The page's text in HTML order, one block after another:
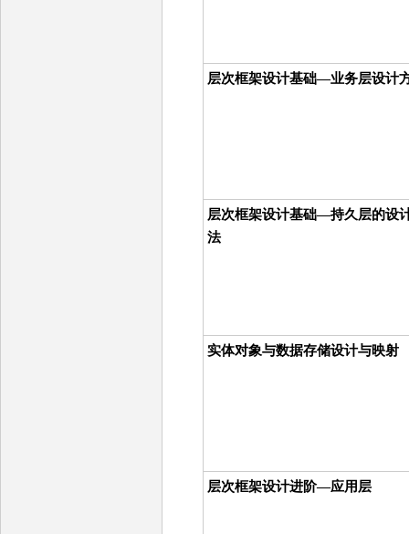
层次框架设计基础—业务层设计
层次框架设计基础—持久层的设
法
实体对象与数据存储设计与映射
层次框架设计进阶—应用层